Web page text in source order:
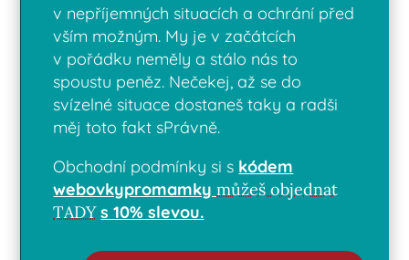
v nepříjemných situacích a ochrání před
vším možným. My je v začátcích
v pořádku neměly a stálo nás to
spoustu peněz. Nečekej, až se do
svízelné situace dostaneš taky a radši
měj toto fakt sPrávně.
Obchodní podmínky si s kódem
webovkypromamkymůžeš objednat
TADY s 10% slevou.